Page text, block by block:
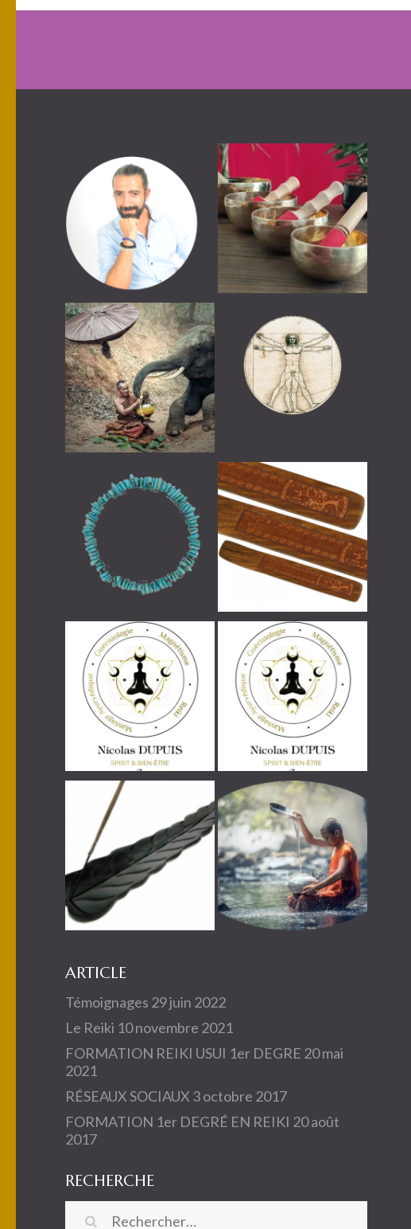
ARTICLE
Témoignages 29 juin 2022
Le Reiki 10 novembre 2021
FORMATION REIKI USUI 1er DEGRE 20 mai
2021
RÉSEAUX SOCIAUX 3 octobre 2017
FORMATION 1er DEGRÉ EN REIKI 20 août
2017
RECHERCHE
Rechercher :